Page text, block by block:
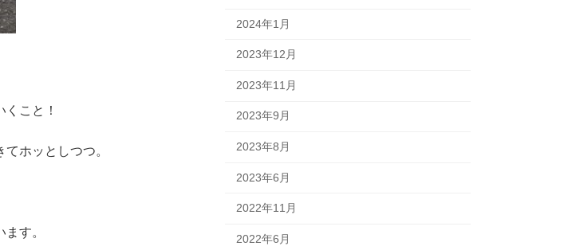
こと！
ホッとしつつ。
す。
2024年1月
2023年12月
2023年11月
2023年9月
2023年8月
2023年6月
2022年11月
2022年6月